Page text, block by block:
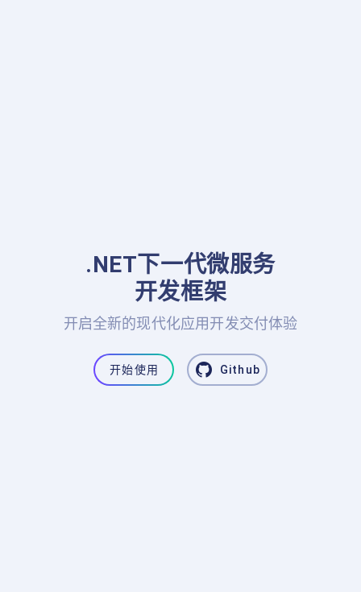
.NET下一代微服务
开发框架
开启全新的现代化应用开发交付体验
开始使用 Github